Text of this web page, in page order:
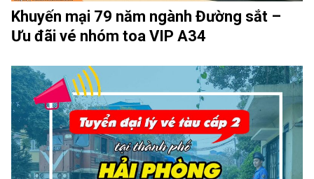
Khuyến mại 79 năm ngành Đường sắt –
Ưu đãi vé nhóm toa VIP A34